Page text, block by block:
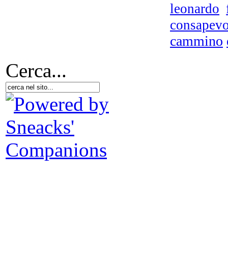
leonardo
cammino
Cerca...